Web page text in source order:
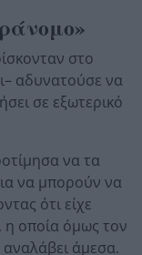
στο
αδυνατούσε να
σε εξωτερικό
να τα
να μπορούν να
ότι είχε
η οποία όμως τον
άμεσα.